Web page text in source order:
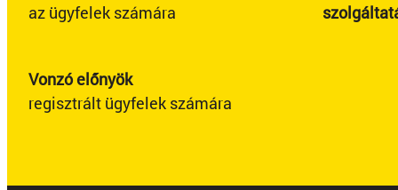
az ügyfelek számára
Vonzó előnyök
regisztrált ügyfelek számára